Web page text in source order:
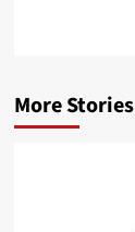
More Stories